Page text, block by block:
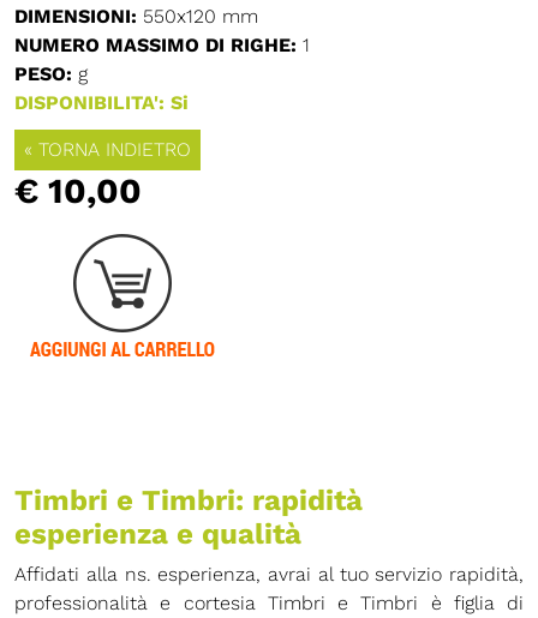
DIMENSIONI: 550x120 mm
NUMERO MASSIMO DI RIGHE: 1
PESO: g
DISPONIBILITA': Si
« TORNA INDIETRO
€ 10,00
Timbri e Timbri: rapidità
esperienza e qualità
Affidati alla ns. esperienza, avrai al tuo servizio rapidità,
professionalità e cortesia Timbri e Timbri è figlia di